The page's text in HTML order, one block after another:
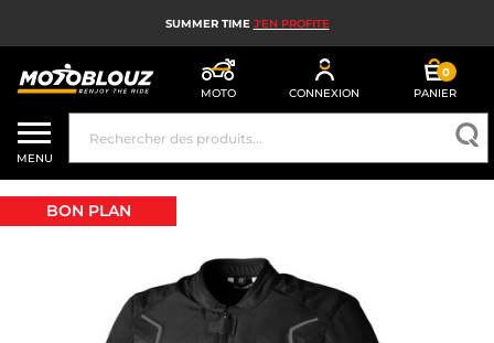
SUMMER TIME J'EN PROFITE
MOTO CONNEXION
0
PANIER
CASQUE MOTO
ÉQUIPEMENT MOTO HOMME
MX, ENDURO ET TRIAL
HIGH TECH MOTO
MENU
BON PLAN